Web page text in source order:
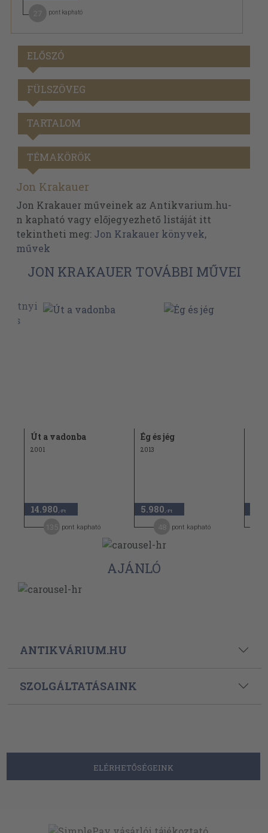
pont kapható
ELŐSZÓ
FÜLSZÖVEG
TARTALOM
TÉMAKÖRÖK
Jon Krakauer
Jon Krakauer műveinek az Antikvarium.hu-
n kapható vagy előjegyezhető listáját itt
tekintheti meg: Jon Krakauer könyvek,
művek
JON KRAKAUER TOVÁBBI MŰVEI
Út a vadonba
2001
14.980 ,-Ft
pont kapható
Ég és jég
2013
5.980 ,-Ft
pont kapható
AJÁNLÓ
ANTIKVÁRIUM.HU
SZOLGÁLTATÁSAINK
ELÉRHETŐSÉGEINK